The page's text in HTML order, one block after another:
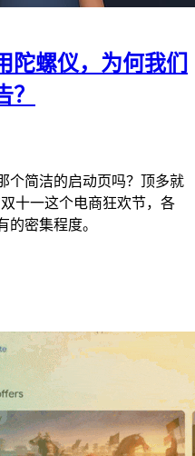
陀螺仪，为何我们
个简洁的启动页吗？顶多就
十一这个电商狂欢节，各
的密集程度。